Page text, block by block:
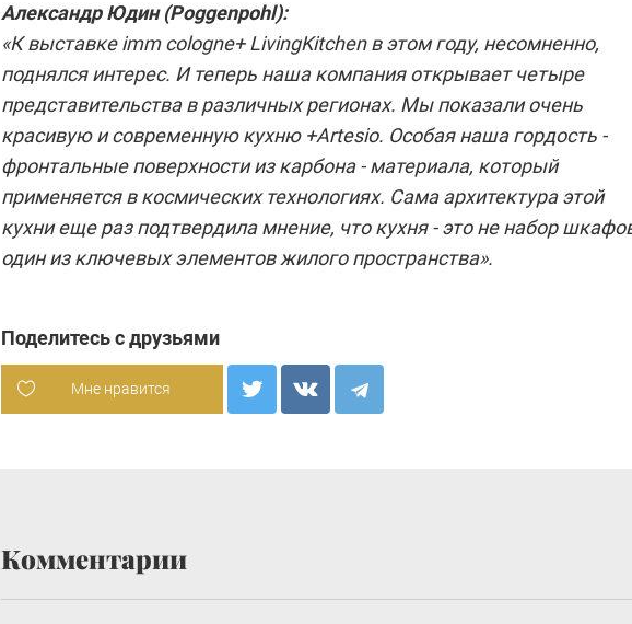
Александр Юдин (Poggenpohl):
«К выставке imm cologne+ LivingKitchen в этом году, несомненно,
поднялся интерес. И теперь наша компания открывает четыре
представительства в различных регионах. Мы показали очень
красивую и современную кухню +Artesio. Особая наша гордость -
фронтальные поверхности из карбона - материала, который
применяется в космических технологиях. Сама архитектура этой
кухни еще раз подтвердила мнение, что кухня - это не набор
один из ключевых элементов жилого пространства».
Поделитесь с друзьями
Мне нравится
Комментарии